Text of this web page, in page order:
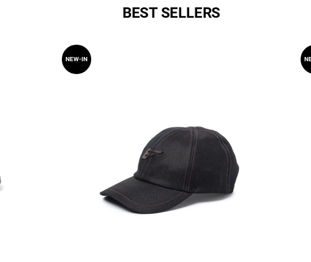
BEST SELLERS
NEW-IN